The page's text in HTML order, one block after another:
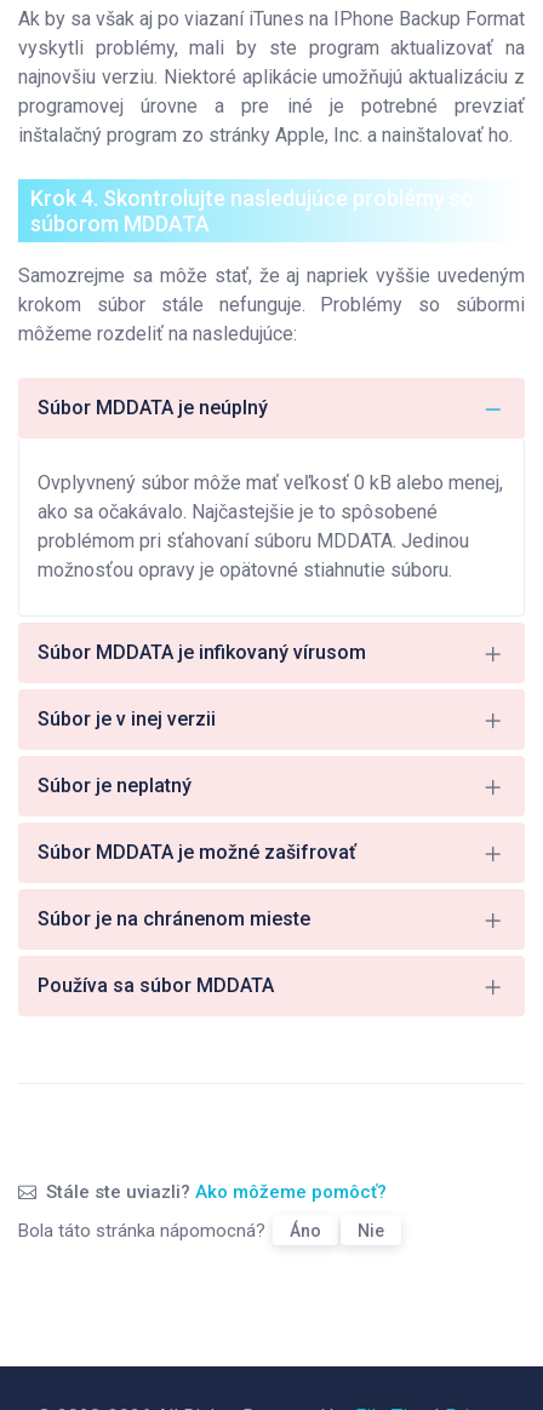
Ak by sa však aj po viazaní iTunes na IPhone Backup Format
vyskytli problémy, mali by ste program aktualizovať na
najnovšiu verziu. Niektoré aplikácie umožňujú aktualizáciu z
programovej úrovne a pre iné je potrebné prevziať
inštalačný program zo stránky Apple, Inc. a nainštalovať ho.
Krok 4. Skontrolujte nasledujúce problémy so
súborom MDDATA
Samozrejme sa môže stať, že aj napriek vyššie uvedeným
krokom súbor stále nefunguje. Problémy so súbormi
môžeme rozdeliť na nasledujúce:
Súbor MDDATA je neúplný
Ovplyvnený súbor môže mať veľkosť 0 kB alebo menej,
ako sa očakávalo. Najčastejšie je to spôsobené
problémom pri sťahovaní súboru MDDATA. Jedinou
možnosťou opravy je opätovné stiahnutie súboru.
Súbor MDDATA je infikovaný vírusom
Súbor je v inej verzii
Súbor je neplatný
Súbor MDDATA je možné zašifrovať
Súbor je na chránenom mieste
Používa sa súbor MDDATA
Stále ste uviazli? Ako môžeme pomôcť?
Bola táto stránka nápomocná?
Áno Nie